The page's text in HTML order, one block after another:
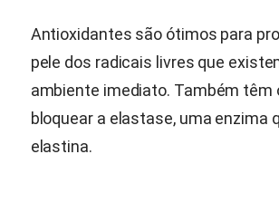
Antioxidantes são ótimos para
pele dos radicais livres que
ambiente imediato. Também têm
bloquear a elastase, uma enzima
elastina.